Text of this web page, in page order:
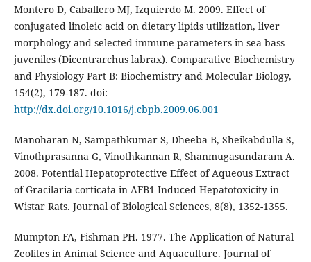
Montero D, Caballero MJ, Izquierdo M. 2009. Effect of
conjugated linoleic acid on dietary lipids utilization, liver
morphology and selected immune parameters in sea bass
juveniles (Dicentrarchus labrax). Comparative Biochemistry
and Physiology Part B: Biochemistry and Molecular Biology,
154(2), 179-187. doi:
http://dx.doi.org/10.1016/j.cbpb.2009.06.001
Manoharan N, Sampathkumar S, Dheeba B, Sheikabdulla S,
Vinothprasanna G, Vinothkannan R, Shanmugasundaram A.
2008. Potential Hepatoprotective Effect of Aqueous Extract
of Gracilaria corticata in AFB1 Induced Hepatotoxicity in
Wistar Rats. Journal of Biological Sciences, 8(8), 1352-1355.
Mumpton FA, Fishman PH. 1977. The Application of Natural
Zeolites in Animal Science and Aquaculture. Journal of